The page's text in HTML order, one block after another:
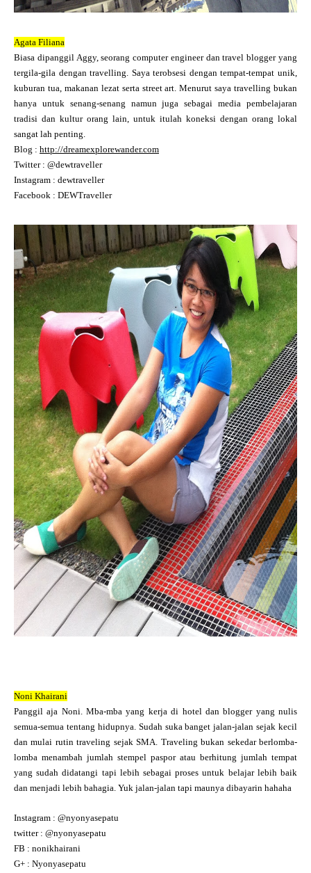
Agata Filiana
Biasa dipanggil Aggy, seorang computer engineer dan travel blogger yang
tergila-gila dengan travelling. Saya terobsesi dengan tempat-tempat unik,
kuburan tua, makanan lezat serta street art. Menurut saya travelling bukan
hanya untuk senang-senang namun juga sebagai media pembelajaran
tradisi dan kultur orang lain, untuk itulah koneksi dengan orang lokal
sangat lah penting.
Blog : http://dreamexplorewander.com
Twitter : @dewtraveller
Instagram : dewtraveller
Facebook : DEWTraveller
Noni Khairani
Panggil aja Noni. Mba-mba yang kerja di hotel dan blogger yang nulis
semua-semua tentang hidupnya. Sudah suka banget jalan-jalan sejak kecil
dan mulai rutin traveling sejak SMA. Traveling bukan sekedar berlomba-
lomba menambah jumlah stempel paspor atau berhitung jumlah tempat
yang sudah didatangi tapi lebih sebagai proses untuk belajar lebih baik
dan menjadi lebih bahagia. Yuk jalan-jalan tapi maunya dibayarin hahaha
Instagram : @nyonyasepatu
twitter : @nyonyasepatu
FB : nonikhairani
G+ : Nyonyasepatu